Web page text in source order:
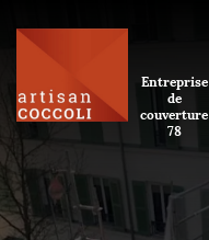
Entreprise
de
couverture
78